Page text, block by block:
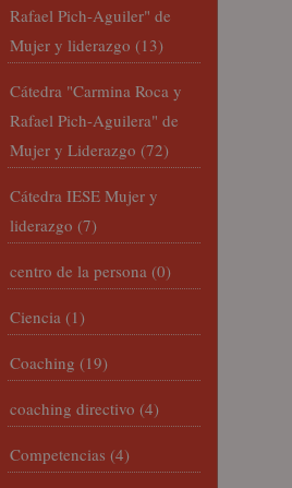
Rafael Pich-Aguiler" de
Mujer y liderazgo (13)
Cátedra "Carmina Roca y
Rafael Pich-Aguilera" de
Mujer y Liderazgo (72)
Cátedra IESE Mujer y
liderazgo (7)
centro de la persona (0)
Ciencia (1)
Coaching (19)
coaching directivo (4)
Competencias (4)